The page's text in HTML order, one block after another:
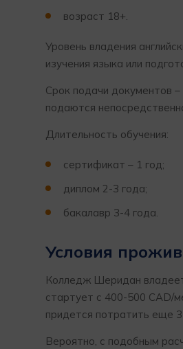
возраст 18+.
Уровень владения
изучения языка или
Срок подачи документов –
подаются
Длительность обучения:
сертификат – 1 год;
диплом 2-3 года;
бакалавр 3-4 года.
Условия
Колледж Шеридан
стартует с 400-500 САD/
придется потратить еще
Вероятно, с подобным